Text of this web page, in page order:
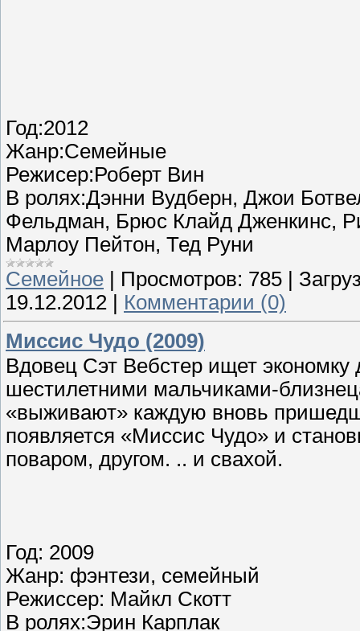
Год:2012
Жанр:Семейные
Режисер:Роберт Вин
В ролях:Дэнни Вудберн, Джои
Фельдман, Брюс Клайд Дженкинс,
Марлоу Пейтон, Тед Руни
Семейное
Просмотров: 785
19.12.2012
Комментарии (0)
Миссис Чудо (2009)
Вдовец Сэт Вебстер ищет
шестилетними мальчиками-
«выживают» каждую вновь
появляется «Миссис Чудо» и
поваром, другом. .. и свахой.
Год: 2009
Жанр: фэнтези, семейный
Режиссер: Майкл Скотт
В ролях:Эрин Карплак